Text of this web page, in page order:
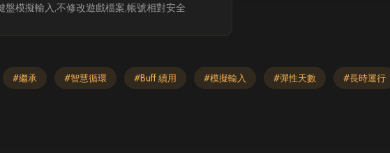
盤模擬輸入,不修改遊戲檔案,帳號相對安全
#繼承 #智慧循環 #Buff 續用 #模擬輸入 #彈性天數 #長時運行